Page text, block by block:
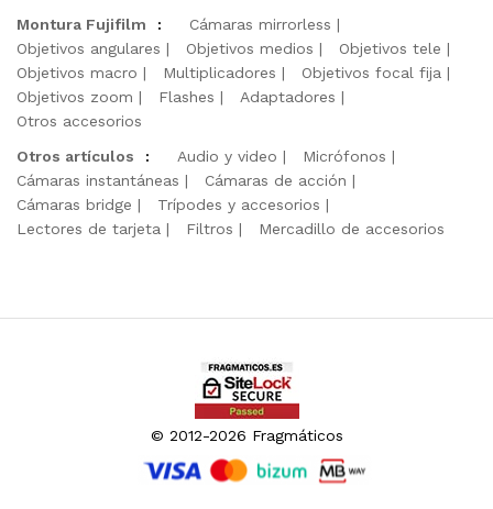
Montura Fujifilm
:
Cámaras mirrorless
Objetivos angulares
Objetivos medios
Objetivos tele
Objetivos macro
Multiplicadores
Objetivos focal fija
Objetivos zoom
Flashes
Adaptadores
Otros accesorios
Otros artículos
: Audio y video
Micrófonos
Cámaras instantáneas
Cámaras de acción
Cámaras bridge
Trípodes y accesorios
Lectores de tarjeta
Filtros Mercadillo de accesorios
© 2012-2026 Fragmáticos